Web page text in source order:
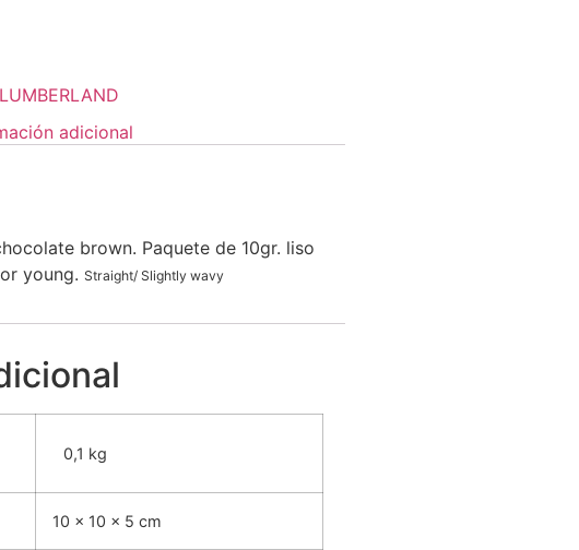
adicional
brown. Paquete de 10gr. liso
young. Straight/ Slightly wavy
0,1 kg
10 × 10 × 5 cm